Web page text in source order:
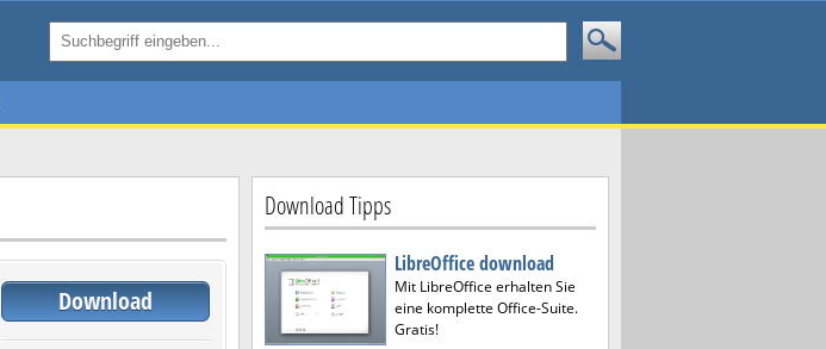
Download
Download Tipps
LibreOffice download
Mit LibreOffice erhalten Sie
eine komplette Office-Suite.
Gratis!